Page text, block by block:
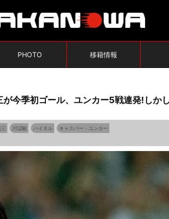
PHOTO 移籍情報
今季初ゴール、ユンカー5戦連発!しか
川辺駿 ハイネル キャスパー・ユンカー